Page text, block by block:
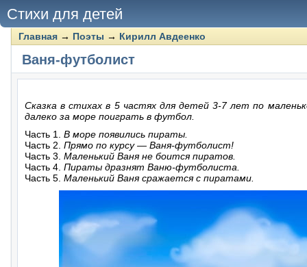
Стихи для детей
Главная → Поэты → Кирилл Авдеенко
Ваня-футболист
Сказка в стихах в 5 частях для детей 3-7 лет по
далеко за море поиграть в футбол.
Часть 1. В море появились пираты.
Часть 2. Прямо по курсу — Ваня-футболист!
Часть 3. Маленький Ваня не боится пиратов.
Часть 4. Пираты дразнят Ваню-футболиста.
Часть 5. Маленький Ваня сражается с пиратами.